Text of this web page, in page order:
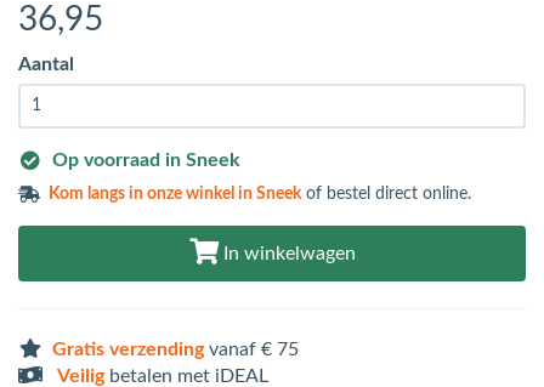
36,95
Aantal
Op voorraad in Sneek
Kom langs inonze winkel in Sneek of bestel direct online.
In winkelwagen
Gratis verzendingvanaf € 75
Veiligbetalen met iDEAL